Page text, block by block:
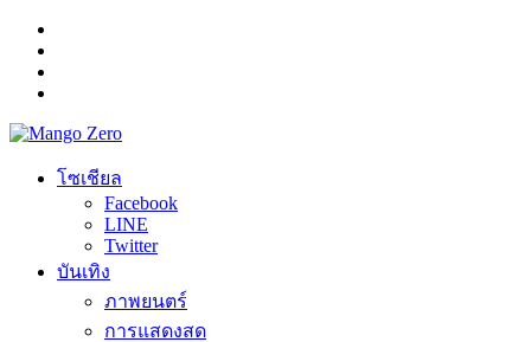
โซเชียล
Facebook
LINE
Twitter
บันเทิง
ภาพยนตร์
การแสดงสด